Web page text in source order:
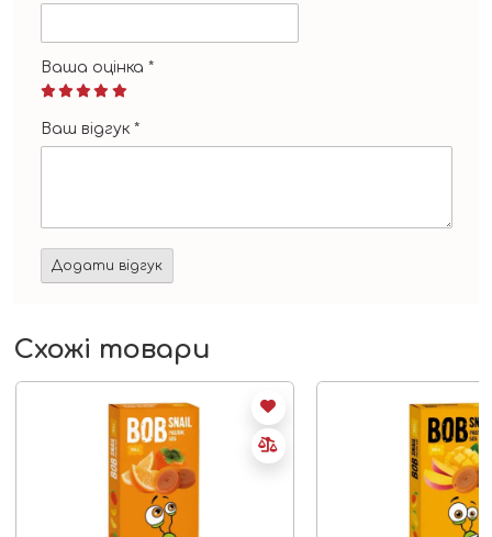
Ваша оцінка *
Ваш відгук *
Схожі товари